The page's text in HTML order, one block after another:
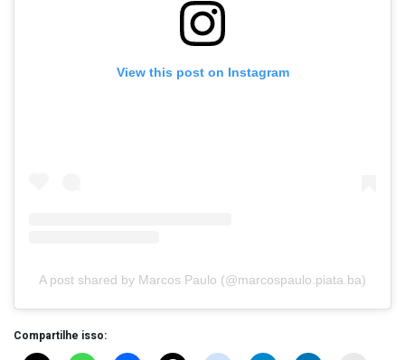
View this post on Instagram
A post shared by Marcos Paulo (@marcospaulo.piata.ba)
Compartilhe isso: